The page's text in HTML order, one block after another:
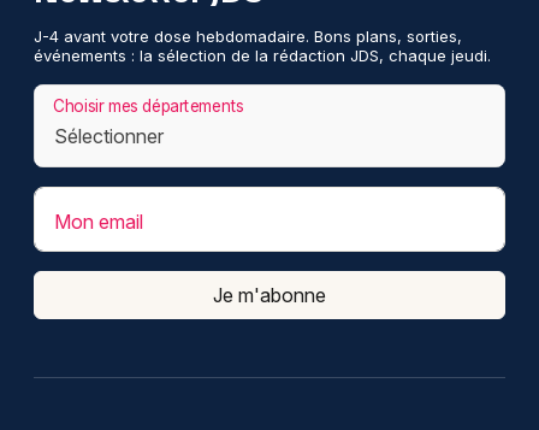
J-4 avant votre dose hebdomadaire. Bons plans, sorties,
événements : la sélection de la rédaction JDS, chaque jeudi.
Choisir mes départements
Mon email
Je m'abonne